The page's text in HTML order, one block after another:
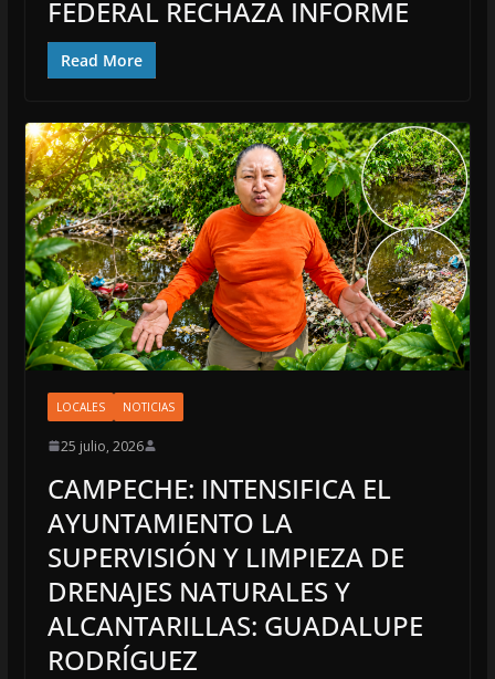
FEDERAL RECHAZA INFORME
Read More
LOCALES NOTICIAS
25 julio, 2026
CAMPECHE: INTENSIFICA EL
AYUNTAMIENTO LA
SUPERVISIÓN Y LIMPIEZA DE
DRENAJES NATURALES Y
ALCANTARILLAS: GUADALUPE
RODRÍGUEZ